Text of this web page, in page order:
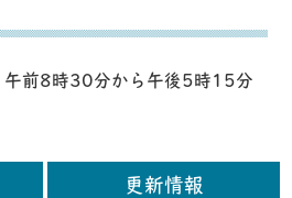
午前8時30分から午後5時15分
更新情報